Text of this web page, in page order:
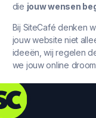
die jouw wensen
Bij SiteCafé denken
jouw website niet
ideeën, wij regelen
we jouw online